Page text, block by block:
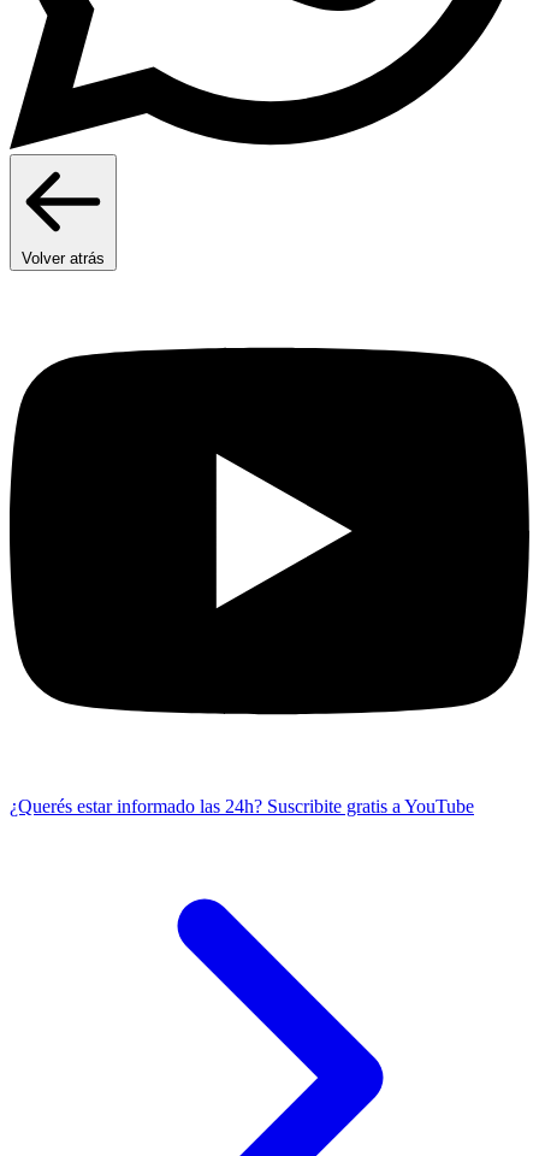
Volver atrás
¿Querés estar informado las 24h? Suscribite gratis a YouTube